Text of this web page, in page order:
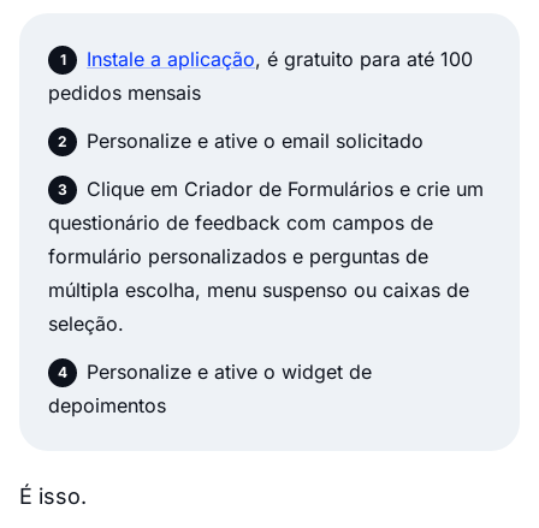
Instale a aplicação, é gratuito para até 100
pedidos mensais
Personalize e ative o email solicitado
Clique em Criador de Formulários e crie um
questionário de feedback com campos de
formulário personalizados e perguntas de
múltipla escolha, menu suspenso ou caixas de
seleção.
Personalize e ative o widget de
depoimentos
É isso.